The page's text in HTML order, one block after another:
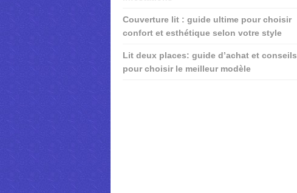
Couverture lit : guide ultime pour choisir
confort et esthétique selon votre style
Lit deux places: guide d’achat et conseils
pour choisir le meilleur modèle